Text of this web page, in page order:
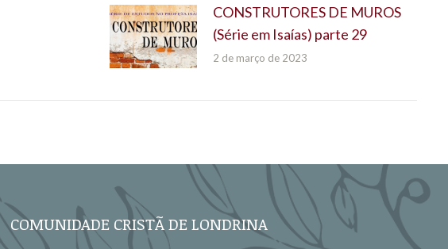
CONSTRUTORES DE MUROS
(Série em Isaías) parte 29
2 de março de 2023
COMUNIDADE CRISTÃ DE LONDRINA